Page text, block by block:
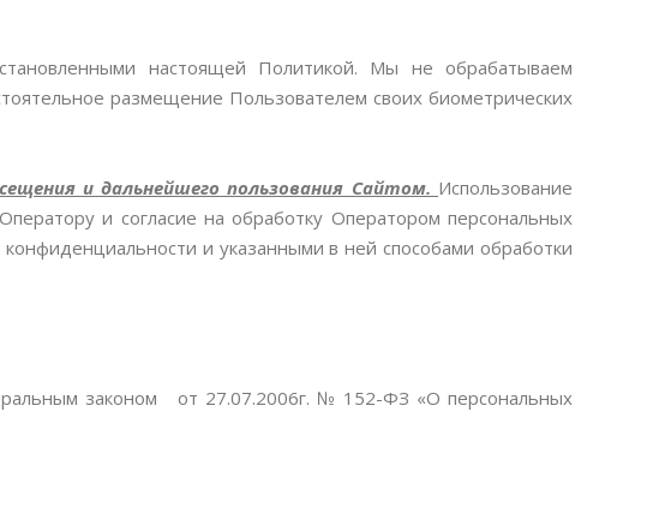
настоящей Политикой. Мы не обрабатываем
размещение Пользователем своих биометрических
и дальнейшего пользования Сайтом. Использование
и согласие на обработку Оператором персональных
и указанными в ней способами обработки
законом от 27.07.2006г. № 152-ФЗ «О персональных